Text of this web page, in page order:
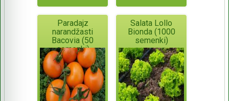
Paradajz
narandžasti
Bacovia (50
semenki)
Salata Lollo
Bionda (1000
semenki)